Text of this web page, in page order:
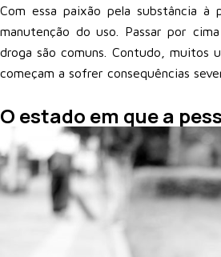
Com essa paixão pela substância
manutenção do uso. Passar por
droga são comuns. Contudo, muitos
começam a sofrer consequências
O estado em que a